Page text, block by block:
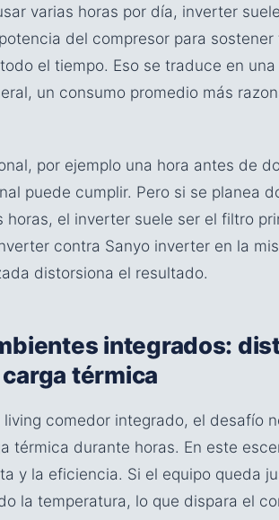
varias horas por día, inverter
del compresor para
el tiempo. Eso se traduce en
un consumo promedio más
por ejemplo una hora antes de
puede cumplir. Pero si se planea
horas, el inverter suele ser el filtro
contra Sanyo inverter en la
distorsiona el resultado.
integrados:
térmica
living comedor integrado, el desafío
térmica durante horas. En este
y la eficiencia. Si el equipo queda
la temperatura, lo que dispara el